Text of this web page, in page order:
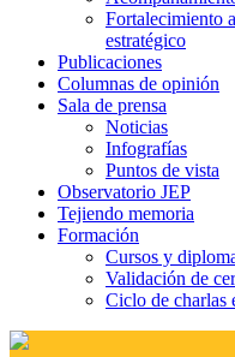
Fortalecimiento
estratégico
Publicaciones
Columnas de opinión
Sala de prensa
Noticias
Infografías
Puntos de vista
Observatorio JEP
Tejiendo memoria
Formación
Cursos y
Validación de
Ciclo de